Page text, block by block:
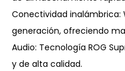
Conectividad inalámbrica:
generación, ofreciendo
Audio: Tecnología ROG
y de alta calidad.